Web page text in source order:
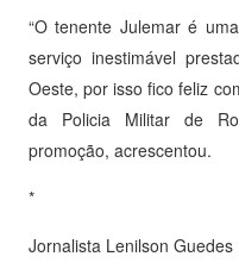
“O tenente Julemar é
serviço inestimável
Oeste, por isso fico feliz
da Policia Militar de
promoção, acrescentou.
*
Jornalista Lenilson Guedes